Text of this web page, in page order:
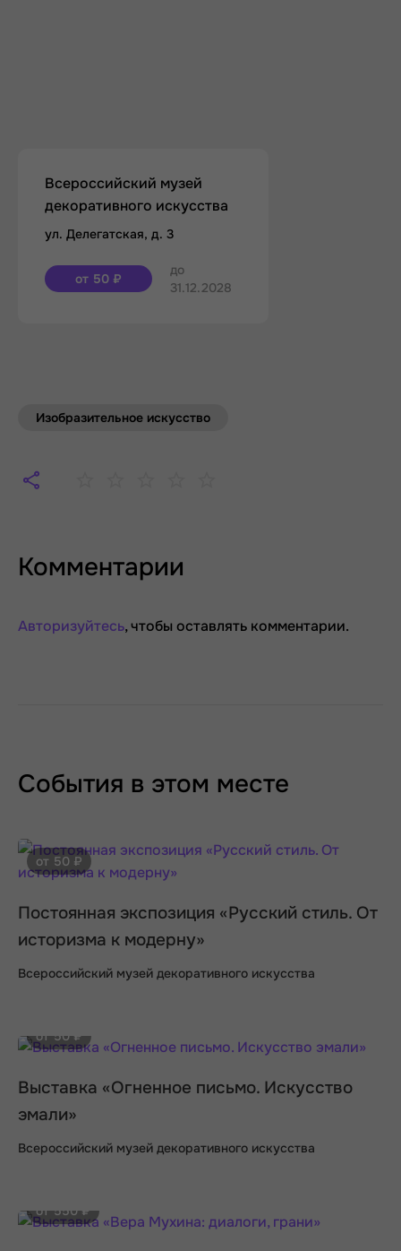
Всероссийский музей
декоративного искусства
ул. Делегатская, д. 3
от 50 ₽
до
31.12.2028
Изобразительное искусство
Комментарии
Авторизуйтесь, чтобы оставлять комментарии.
События в этом месте
от 50 ₽
Постоянная экспозиция «Русский стиль. От
историзма к модерну»
Всероссийский музей декоративного искусства
от 50 ₽
Выставка «Огненное письмо. Искусство
эмали»
Всероссийский музей декоративного искусства
от 550 ₽